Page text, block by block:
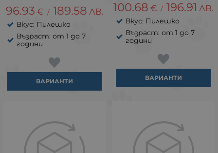
96.93 € / 189.58 ЛВ.
Вкус: Пилешко
Възраст: от 1 до 7
години
ВАРИАНТИ
100.68 € / 196.91 ЛВ.
Вкус: Пилешко
Възраст: от 1 до 7
години
ВАРИАНТИ